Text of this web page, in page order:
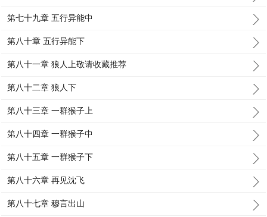
第七十九章 五行异能中
第八十章 五行异能下
第八十一章 狼人上敬请收藏推荐
第八十二章 狼人下
第八十三章 一群猴子上
第八十四章 一群猴子中
第八十五章 一群猴子下
第八十六章 再见沈飞
第八十七章 穆言出山